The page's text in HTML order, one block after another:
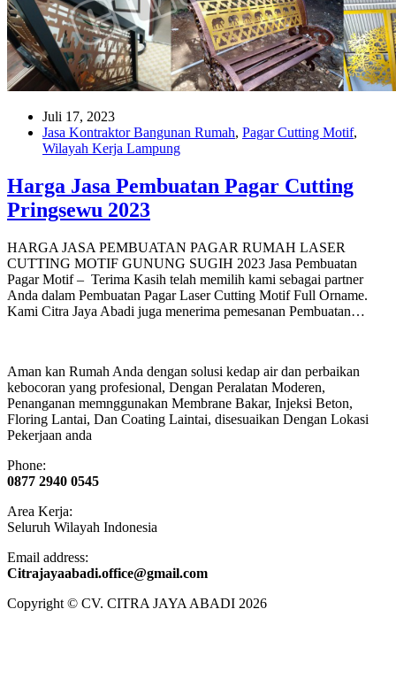
Juli 17, 2023
Jasa Kontraktor Bangunan Rumah, Pagar Cutting Motif,
Wilayah Kerja Lampung
Harga Jasa Pembuatan Pagar Cutting
Pringsewu 2023
HARGA JASA PEMBUATAN PAGAR RUMAH LASER
CUTTING MOTIF GUNUNG SUGIH 2023 Jasa Pembuatan
Pagar Motif – Terima Kasih telah memilih kami sebagai partner
Anda dalam Pembuatan Pagar Laser Cutting Motif Full Orname.
Kami Citra Jaya Abadi juga menerima pemesanan Pembuatan…
Aman kan Rumah Anda dengan solusi kedap air dan perbaikan
kebocoran yang profesional, Dengan Peralatan Moderen,
Penanganan memnggunakan Membrane Bakar, Injeksi Beton,
Floring Lantai, Dan Coating Laintai, disesuaikan Dengan Lokasi
Pekerjaan anda
Phone:
0877 2940 0545
Area Kerja:
Seluruh Wilayah Indonesia
Email address:
​Citrajayaabadi.office@gmail.com
Copyright © CV. CITRA JAYA ABADI 2026